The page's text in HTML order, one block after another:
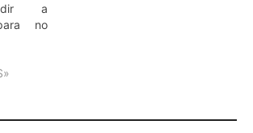
a
no